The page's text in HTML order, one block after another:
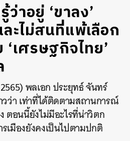
าอยู่ ‘ขาลง’
ละไม่สนที่แพ้เลือก
เศรษฐกิจไทย’
2565)พลเอก ประยุทธ์ จันทร์
ว่า เท่าที่ได้ติดตามสถานการณ์
ตอนนี้ยังไม่มีอะไรที่น่าวิตก
เมืองยังคงเป็นไปตามปกติ